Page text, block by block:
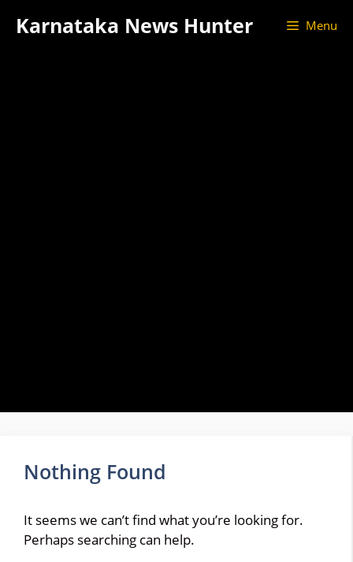
Karnataka News Hunter Menu
Nothing Found
It seems we can’t find what you’re looking for.
Perhaps searching can help.